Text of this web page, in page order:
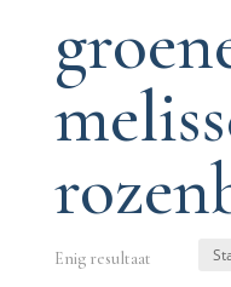
Enig resultaat